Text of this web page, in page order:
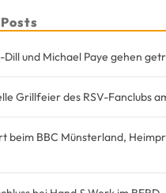
Dill und Michael Paye gehen
Grillfeier des RSV-Fanclubs
beim BBC Münsterland,